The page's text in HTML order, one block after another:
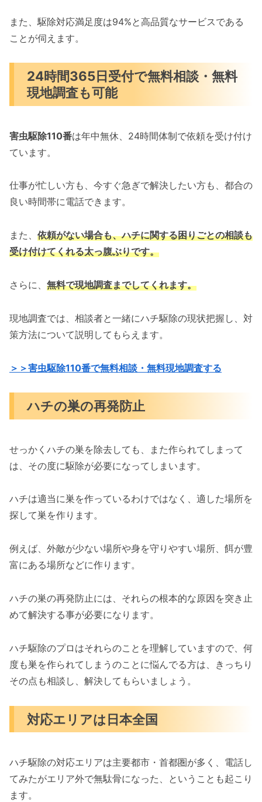
また、駆除対応満足度は94%と高品質なサービスである
ことが伺えます。
24時間365日受付で無料相談・無料
現地調査も可能
害虫駆除110番は年中無休、24時間体制で依頼を受け付け
ています。
仕事が忙しい方も、今すぐ急ぎで解決したい方も、都合の
良い時間帯に電話できます。
また、 依頼がない場合も、ハチに関する困りごとの相談も
受け付けてくれる太っ腹ぶりです。
さらに、 無料で現地調査までしてくれます。
現地調査では、相談者と一緒にハチ駆除の現状把握し、対
策方法について説明してもらえます。
＞＞害虫駆除110番で無料相談・無料現地調査する
ハチの巣の再発防止
せっかくハチの巣を除去しても、また作られてしまって
は、その度に駆除が必要になってしまいます。
ハチは適当に巣を作っているわけではなく、適した場所を
探して巣を作ります。
例えば、外敵が少ない場所や身を守りやすい場所、餌が豊
富にある場所などに作ります。
ハチの巣の再発防止には、それらの根本的な原因を突き止
めて解決する事が必要になります。
ハチ駆除のプロはそれらのことを理解していますので、何
度も巣を作られてしまうのことに悩んでる方は、きっちり
その点も相談し、解決してもらいましょう。
対応エリアは日本全国
ハチ駆除の対応エリアは主要都市・首都圏が多く、電話し
てみたがエリア外で無駄骨になった、ということも起こり
ます。